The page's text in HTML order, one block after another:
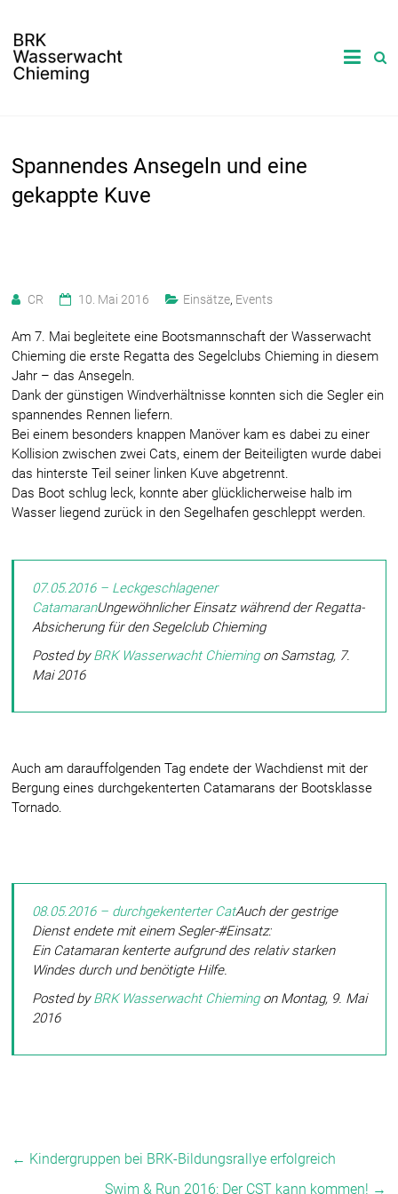
Spannendes Ansegeln und eine
gekappte Kuve
CR 10. Mai 2016 Einsätze, Events
Am 7. Mai begleitete eine Bootsmannschaft der Wasserwacht
Chieming die erste Regatta des Segelclubs Chieming in diesem
Jahr – das Ansegeln.
Dank der günstigen Windverhältnisse konnten sich die Segler ein
spannendes Rennen liefern.
Bei einem besonders knappen Manöver kam es dabei zu einer
Kollision zwischen zwei Cats, einem der Beiteiligten wurde dabei
das hinterste Teil seiner linken Kuve abgetrennt.
Das Boot schlug leck, konnte aber glücklicherweise halb im
Wasser liegend zurück in den Segelhafen geschleppt werden.
07.05.2016 – Leckgeschlagener
CatamaranUngewöhnlicher Einsatz während der Regatta-
Absicherung für den Segelclub Chieming
Posted byBRK Wasserwacht Chiemingon Samstag, 7.
Mai 2016
Auch am darauffolgenden Tag endete der Wachdienst mit der
Bergung eines durchgekenterten Catamarans der Bootsklasse
Tornado.
08.05.2016 – durchgekenterter CatAuch der gestrige
Dienst endete mit einem Segler-#Einsatz:
Ein Catamaran kenterte aufgrund des relativ starken
Windes durch und benötigte Hilfe.
Posted byBRK Wasserwacht Chiemingon Montag, 9. Mai
2016
← Kindergruppen bei BRK-Bildungsrallye erfolgreich
Swim & Run 2016: Der CST kann kommen! →